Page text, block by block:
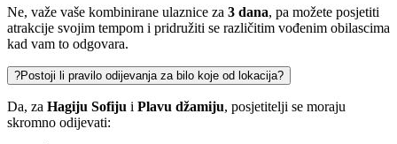
Ne, važe vaše kombinirane ulaznice za 3 dana, pa možete posjetiti
atrakcije svojim tempom i pridružiti se različitim vođenim obilascima
kad vam to odgovara.
?Postoji li pravilo odijevanja za bilo koje od lokacija?
Da, za Hagiju Sofiju i Plavu džamiju, posjetitelji se moraju
skromno odijevati: